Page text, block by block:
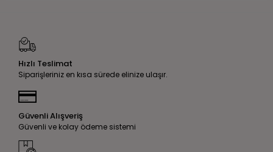
Hızlı Teslimat
Siparişleriniz en kısa sürede elinize ulaşır.
Güvenli Alışveriş
Güvenli ve kolay ödeme sistemi